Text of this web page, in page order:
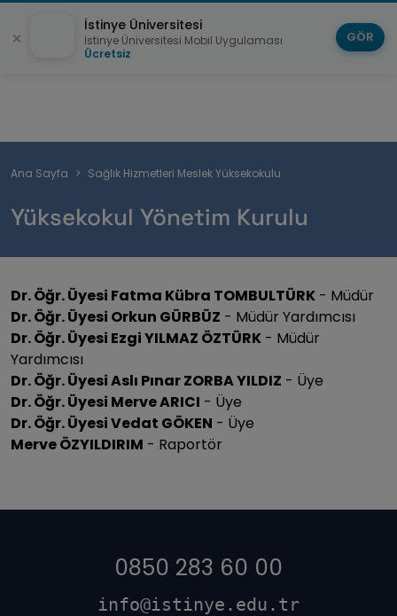
Sayfa
Ana Sayfa Sağlık Hizmetleri Meslek Yüksekokulu
Yüksekokul Yönetim Kurulu
Dr. Öğr. Üyesi Fatma Kübra TOMBULTÜRK - Müdür
Dr. Öğr. Üyesi Orkun GÜRBÜZ - Müdür Yardımcısı
Dr. Öğr. Üyesi Ezgi YILMAZ ÖZTÜRK - Müdür
Yardımcısı
Dr. Öğr. Üyesi Aslı Pınar ZORBA YILDIZ - Üye
Dr. Öğr. Üyesi Merve ARICI - Üye
Dr. Öğr. Üyesi Vedat GÖKEN - Üye
Merve ÖZYILDIRIM - Raportör
0850 283 60 00
info@istinye.edu.tr
İstinye Üniversitesi
İstinye Üniversitesi Mobil Uygulaması
Ücretsiz
GÖR